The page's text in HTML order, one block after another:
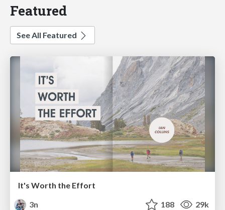
Featured
See All Featured
It's Worth the Effort
3n
188 29k